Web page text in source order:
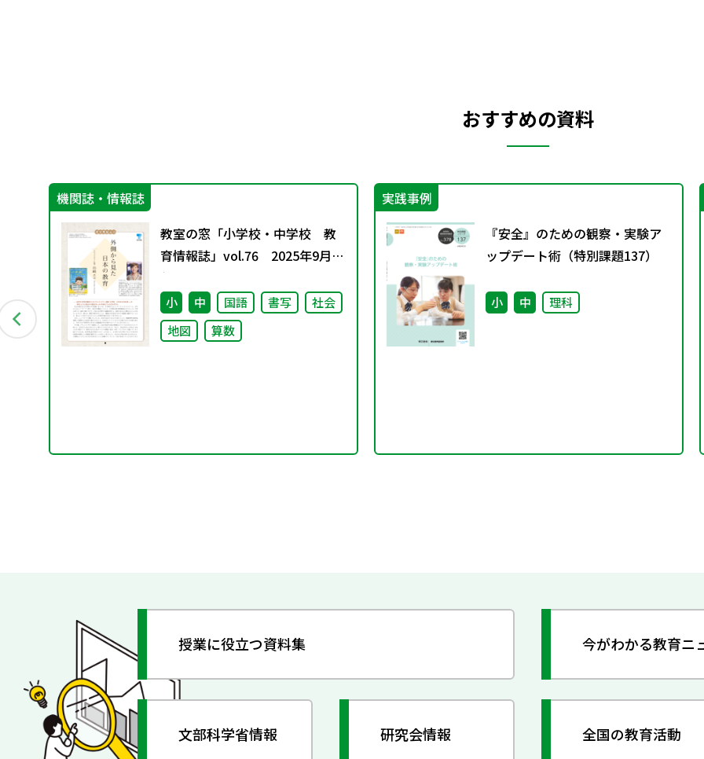
おすすめの資料
機関誌・情報誌
教室の窓「小学校・中学校 教
育情報誌」vol.76 2025年9月発
行
小 中 国語 書写
社会
地図
算数
実践事例
『安全』のための観察・実験ア
ップデート術（特別課題137）
小 中 理科
授業に役立つ資料集 今がわかる教育ニ
文部科学省情報 研究会情報 全国の教育活動